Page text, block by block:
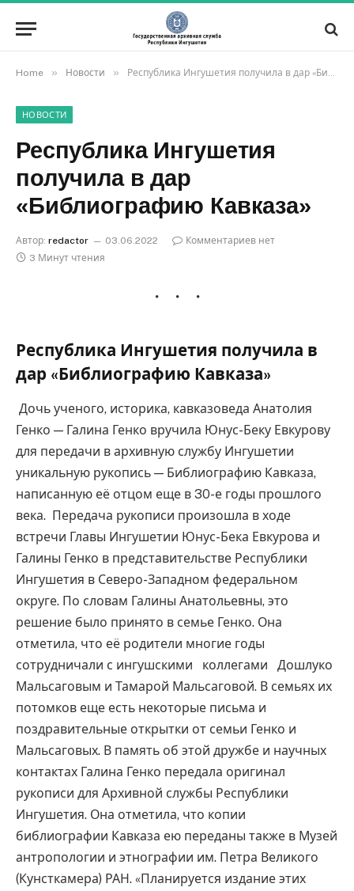
Home » Новости » Республика Ингушетия получила в дар «Библиографию Кавказа»
НОВОСТИ
Республика Ингушетия
получила в дар
«Библиографию Кавказа»
Автор: redactor 03.06.2022
Комментариев нет
3 Минут чтения
Республика Ингушетия получила в
дар «Библиографию Кавказа»
Дочь ученого, историка, кавказоведа Анатолия
Генко — Галина Генко вручила Юнус-Беку Евкурову
для передачи в архивную службу Ингушетии
уникальную рукопись — Библиографию Кавказа,
написанную её отцом еще в 30-е годы прошлого
века. Передача рукописи произошла в ходе
встречи Главы Ингушетии Юнус-Бека Евкурова и
Галины Генко в представительстве Республики
Ингушетия в Северо-Западном федеральном
округе. По словам Галины Анатольевны, это
решение было принято в семье Генко. Она
отметила, что её родители многие годы
сотрудничали с ингушскими коллегами Дошлуко
Мальсаговым и Тамарой Мальсаговой. В семьях их
потомков еще есть некоторые письма и
поздравительные открытки от семьи Генко и
Мальсаговых. В память об этой дружбе и научных
контактах Галина Генко передала оригинал
рукописи для Архивной службы Республики
Ингушетия. Она отметила, что копии
библиографии Кавказа ею переданы также в Музей
антропологии и этнографии им. Петра Великого
(Кунсткамера) РАН. «Планируется издание этих